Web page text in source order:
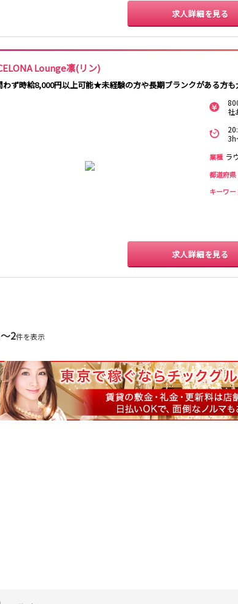
求人詳細を見る
Lounge凛(リン)
わず時給8,000円以上可能★未経験の方や長期ブランクがある方
社
3h
業種 ラ
都道府県
キーワー
求人詳細を見る
2件を表示